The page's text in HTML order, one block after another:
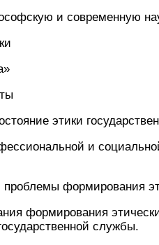
и современную
этики
и социальной
формирования
службы.